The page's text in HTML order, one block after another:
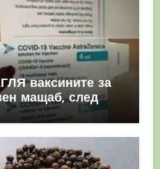
ваксините за
мащаб, след
причиняват